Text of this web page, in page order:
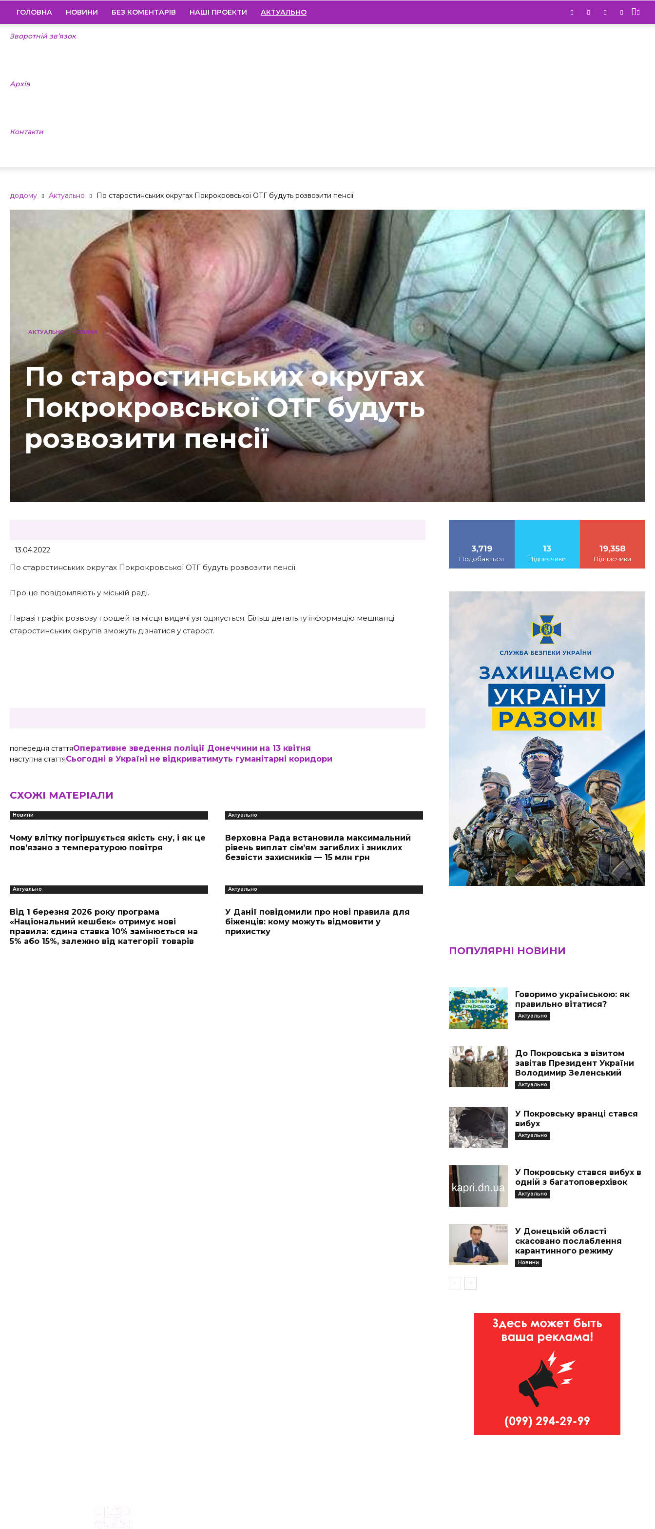
ГОЛОВНА НОВИНИ БЕЗ КОМЕНТАРІВ НАШІ ПРОЕКТИ АКТУАЛЬНО
Зворотній зв’язок
Архів
Контакти
додому Актуально По старостинських округах Покрокровської ОТГ будуть розвозити пенсії
АКТУАЛЬНО НОВИНИ
По старостинських округах
Покрокровської ОТГ будуть
розвозити пенсії
13.04.2022
По старостинських округах Покрокровської ОТГ будуть розвозити пенсії.
Про це повідомляють у міській раді.
Наразі графік розвозу грошей та місця видачі узгоджується. Більш детальну інформацію мешканці
старостинських округів зможуть дізнатися у старост.
попередня статтяОперативне зведення поліції Донеччини на 13 квітня
наступна статтяСьогодні в Україні не відкриватимуть гуманітарні коридори
СХОЖІ МАТЕРІАЛИ
Новини
Чому влітку погіршується якість сну, і як це
пов’язано з температурою повітря
Актуально
Верховна Рада встановила максимальний
рівень виплат сім’ям загиблих і зниклих
безвісти захисників — 15 млн грн
Актуально
Від 1 березня 2026 року програма
«Національний кешбек» отримує нові
правила: єдина ставка 10% замінюється на
5% або 15%, залежно від категорії товарів
Актуально
У Данії повідомили про нові правила для
біженців: кому можуть відмовити у
прихистку
3,719
Подобається
13
Підписчики
19,358
Підписчики
ПОПУЛЯРНІ НОВИНИ
Говоримо українською: як
правильно вітатися?
Актуально
До Покровська з візитом
завітав Президент України
Володимир Зеленський
Актуально
У Покровську вранці стався
вибух
Актуально
У Покровську стався вибух в
одній з багатоповерхівок
Актуально
У Донецькій області
скасовано послаблення
карантинного режиму
Новини